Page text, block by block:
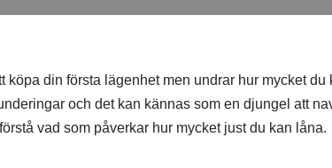
köpa din första lägenhet men undrar hur mycket
och det kan kännas som en djungel att
vad som påverkar hur mycket just du kan låna.